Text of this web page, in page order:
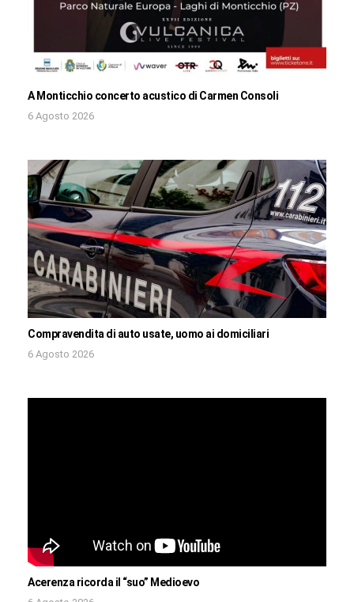
A Monticchio concerto acustico di Carmen Consoli
6 Agosto 2026
Compravendita di auto usate, uomo ai domiciliari
6 Agosto 2026
Acerenza ricorda il “suo” Medioevo